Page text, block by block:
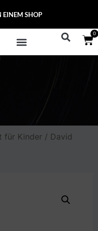
IN EINEM SHOP
0
für Kinder / David